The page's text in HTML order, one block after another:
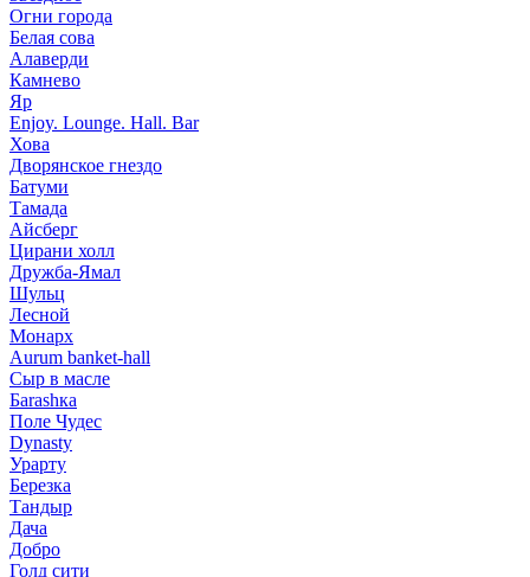
Огни города
Белая сова
Алаверди
Камнево
Яр
Enjoy. Lounge. Hall. Bar
Хова
Дворянское гнездо
Батуми
Тамада
Айсберг
Цирани холл
Дружба-Ямал
Шульц
Лесной
Монарх
Aurum banket-hall
Сыр в масле
Баrаshка
Поле Чудес
Dynasty
Урарту
Березка
Тандыр
Дача
Добро
Голд сити